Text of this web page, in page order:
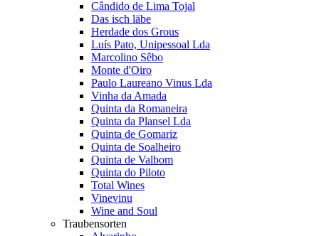
Cândido de Lima Tojal
Das isch läbe
Herdade dos Grous
Luís Pato, Unipessoal Lda
Marcolino Sêbo
Monte d'Oiro
Paulo Laureano Vinus Lda
Vinha da Amada
Quinta da Romaneira
Quinta da Plansel Lda
Quinta de Gomariz
Quinta de Soalheiro
Quinta de Valbom
Quinta do Piloto
Total Wines
Vinevinu
Wine and Soul
Traubensorten